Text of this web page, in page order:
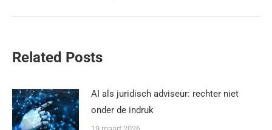
Related Posts
AI als juridisch adviseur: rechter niet
onder de indruk